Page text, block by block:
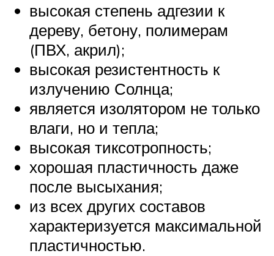
высокая степень адгезии к
дереву, бетону, полимерам
(ПВХ, акрил);
высокая резистентность к
излучению Солнца;
является изолятором не только
влаги, но и тепла;
высокая тиксотропность;
хорошая пластичность даже
после высыхания;
из всех других составов
характеризуется максимальной
пластичностью.